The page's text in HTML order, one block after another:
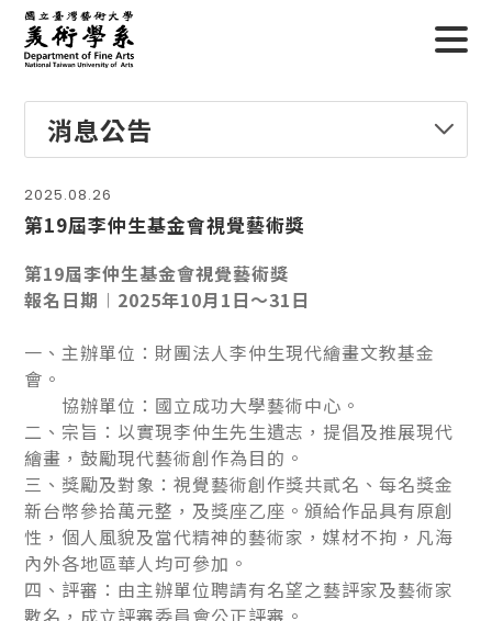
消息公告
2025.08.26
第19屆李仲生基金會視覺藝術獎
第19屆李仲生基金會視覺藝術獎
報名日期︱2025年10月1日～31日
一、主辦單位：財團法人李仲生現代繪畫文教基金
會。
協辦單位：國立成功大學藝術中心。
二、宗旨：以實現李仲生先生遺志，提倡及推展現代
繪畫，鼓勵現代藝術創作為目的。
三、獎勵及對象：視覺藝術創作獎共貳名、每名獎金
新台幣參拾萬元整，及獎座乙座。頒給作品具有原創
性，個人風貌及當代精神的藝術家，媒材不拘，凡海
內外各地區華人均可參加。
四、評審：由主辦單位聘請有名望之藝評家及藝術家
數名，成立評審委員會公正評審。